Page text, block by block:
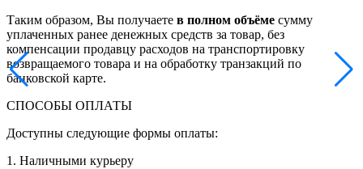
Таким образом, Вы получаете в полном объёме сумму
уплаченных ранее денежных средств за товар, без
компенсации продавцу расходов на транспортировку
возвращаемого товара и на обработку транзакций по
банковской карте.
СПОСОБЫ ОПЛАТЫ
Доступны следующие формы оплаты:
1. Наличными курьеру